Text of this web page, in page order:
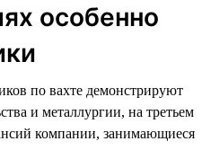
особенно
по вахте демонстрируют
и металлургии, на третьем
компании, занимающиеся